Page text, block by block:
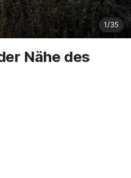
1/35
Nähe des